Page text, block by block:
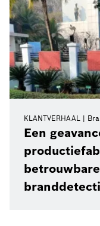
KLANTVERHAAL
Een